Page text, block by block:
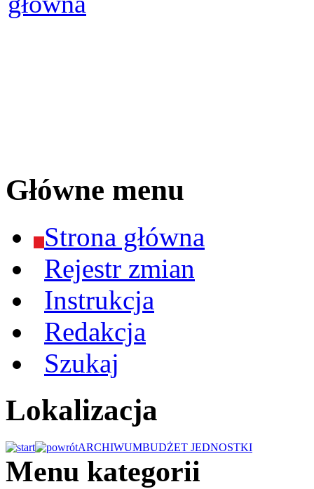
Główne menu
Strona główna
Rejestr zmian
Instrukcja
Redakcja
Szukaj
Lokalizacja
ARCHIWUMBUDŻET JEDNOSTKI
Menu kategorii